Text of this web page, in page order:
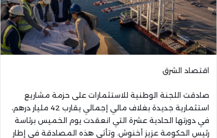
اقتصاد الشرق
صادقت اللجنة الوطنية للاستثمارات على حزمة مشاريع
استثمارية جديدة بغلاف مالي إجمالي يقارب 42 مليار درهم،
في دورتها الحادية عشرة التي انعقدت يوم الخميس برئاسة
رئيس الحكومة عزيز أخنوش. وتأتي هذه المصادقة في إطار